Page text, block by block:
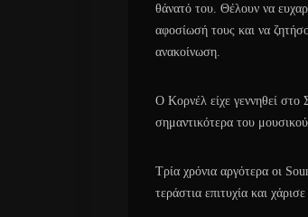
θάνατό του. Θέλουν να
αφοσίωσή τους και να
ανακοίνωση.
Ο Κορνέλ είχε γεννηθεί στο
σημαντικότερα του
Τρία χρόνια αργότερα οι
τεράστια επιτυχία και